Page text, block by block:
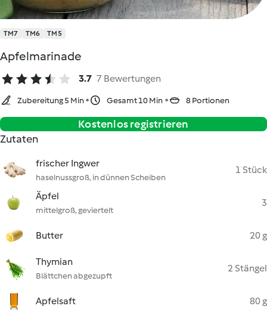
TM7 TM6 TM5
Apfelmarinade
3.7 7 Bewertungen
Zubereitung 5 Min Gesamt 10 Min 8 Portionen
Kostenlos registrieren
Zutaten
frischer Ingwer
haselnussgroß, in dünnen Scheiben
1 Stück
Äpfel
mittelgroß, geviertelt
3
Butter 20 g
Thymian
Blättchen abgezupft
2 Stängel
Apfelsaft 80 g